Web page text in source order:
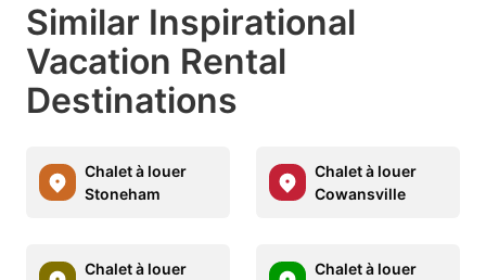
Similar Inspirational
Vacation Rental
Destinations
Chalet à louer
Stoneham
Chalet à louer
Cowansville
Chalet à louer
Chalet à louer